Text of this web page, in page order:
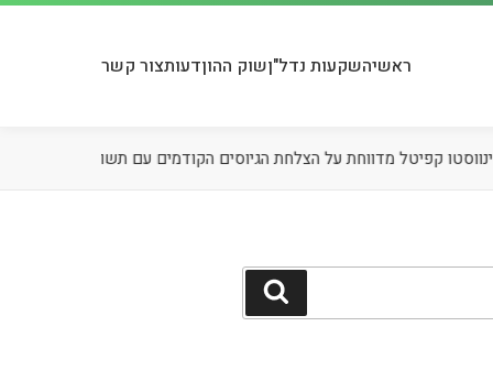
ראשיהשקעות נדל"ןשוק ההוןדעותצור קשר
06.08.26 אינווסטו קפיטל מדווחת על הצלחת הגיוסים הקודמים